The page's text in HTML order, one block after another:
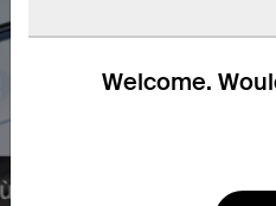
Welcome.